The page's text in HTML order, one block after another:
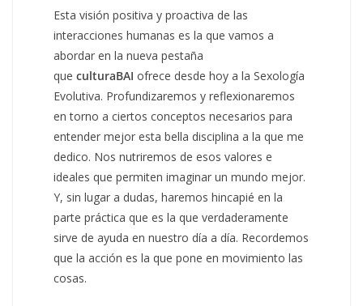
Esta visión positiva y proactiva de las
interacciones humanas es la que vamos a
abordar en la nueva pestaña
queculturaBAI ofrece desde hoy a la Sexología
Evolutiva. Profundizaremos y reflexionaremos
en torno a ciertos conceptos necesarios para
entender mejor esta bella disciplina a la que me
dedico. Nos nutriremos de esos valores e
ideales que permiten imaginar un mundo mejor.
Y, sin lugar a dudas, haremos hincapié en la
parte práctica que es la que verdaderamente
sirve de ayuda en nuestro día a día. Recordemos
que la acción es la que pone en movimiento las
cosas.